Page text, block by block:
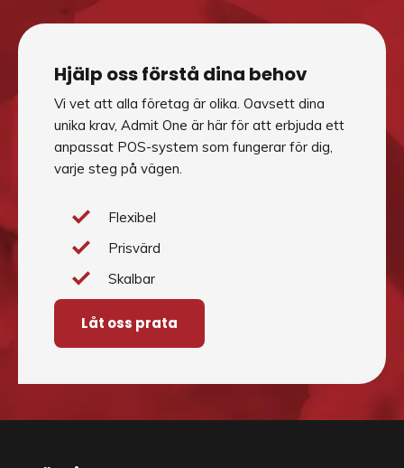
Hjälp oss förstå dina behov
Vi vet att alla företag är olika. Oavsett dina
unika krav, Admit One är här för att erbjuda ett
anpassat POS-system som fungerar för dig,
varje steg på vägen.
Flexibel
Prisvärd
Skalbar
Låt oss prata